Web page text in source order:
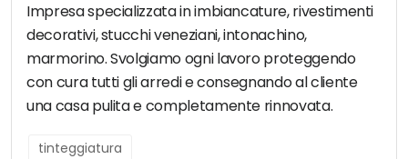
Impresa specializzata in imbiancature, rivestimenti
decorativi, stucchi veneziani, intonachino,
marmorino. Svolgiamo ogni lavoro proteggendo
con cura tutti gli arredi e consegnando al cliente
una casa pulita e completamente rinnovata.
tinteggiatura